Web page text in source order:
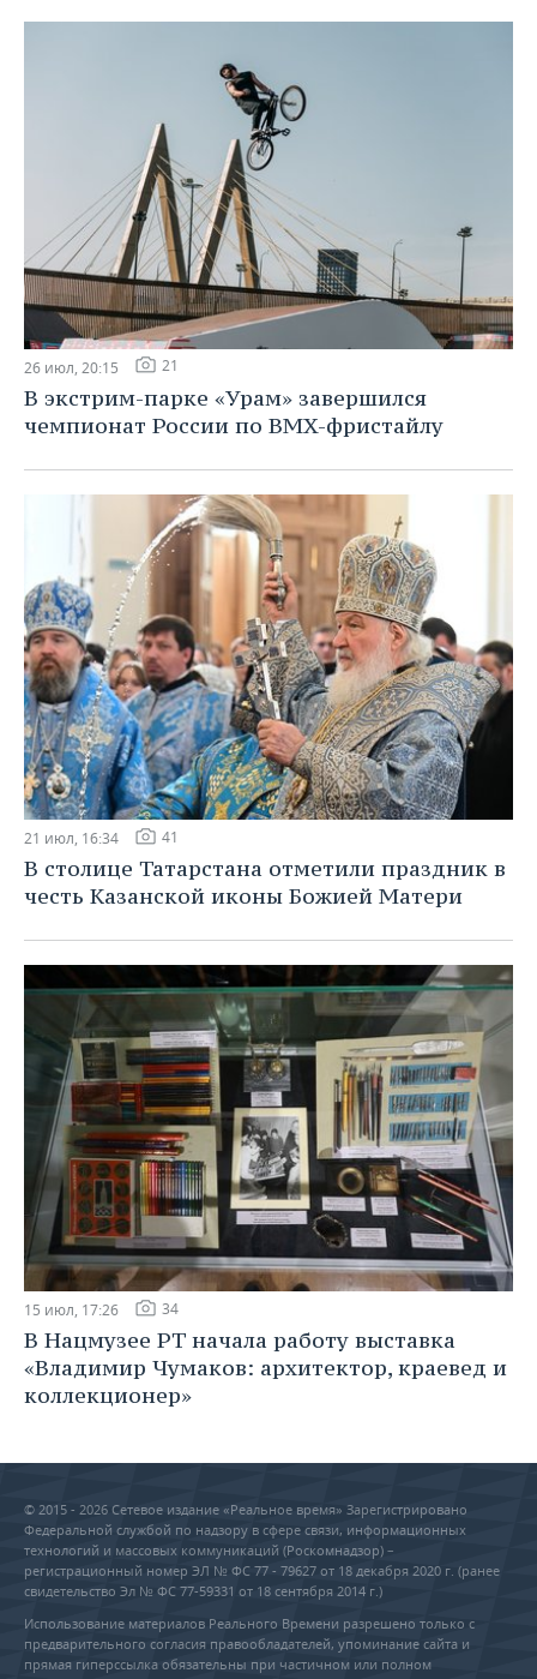
26 июл, 20:15 21
В экстрим-парке «Урам» завершился
чемпионат России по BMX-фристайлу
21 июл, 16:34 41
В столице Татарстана отметили праздник в
честь Казанской иконы Божией Матери
15 июл, 17:26 34
В Нацмузее РТ начала работу выставка
«Владимир Чумаков: архитектор, краевед и
коллекционер»
© 2015 - 2026 Сетевое издание «Реальное время» Зарегистрировано
Федеральной службой по надзору в сфере связи, информационных
технологий и массовых коммуникаций (Роскомнадзор) –
регистрационный номер ЭЛ № ФС 77 - 79627 от 18 декабря 2020 г. (ранее
свидетельство Эл № ФС 77-59331 от 18 сентября 2014 г.)
Использование материалов Реального Времени разрешено только с
предварительного согласия правообладателей, упоминание сайта и
прямая гиперссылка обязательны при частичном или полном